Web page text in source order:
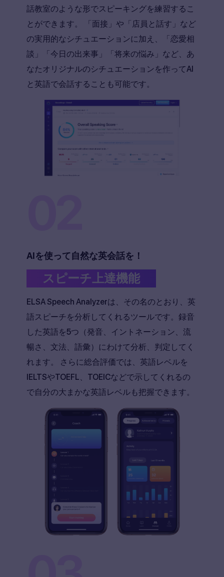
話教室のような形でスピーキングを練習するこ
とができます。 「面接」や「店員と話す」など
の実用的なシチュエーションに加え、「恋愛相
談」「今日の出来事」「将来の悩み」など、あ
なたオリジナルのシチュエーションを作ってAI
と英語で会話することも可能です。
AIを使って自然な英会話を！
スピーチ上達機能
ELSA Speech Analyzerは、その名のとおり、英
語スピーチを分析してくれるツールです。録音
した英語を5つ（発音、イントネーション、流
暢さ、文法、語彙）にわけて分析、判定してく
れます。 さらに総合評価では、英語レベルを
IELTSやTOEFL、TOEICなどで示してくれるの
で自分の大まかな英語レベルも把握できます。